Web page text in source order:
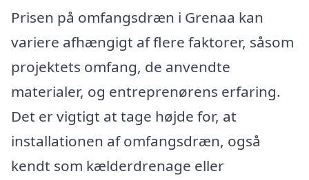
Prisen på omfangsdræn i Grenaa kan
variere afhængigt af flere faktorer, såsom
projektets omfang, de anvendte
materialer, og entreprenørens erfaring.
Det er vigtigt at tage højde for, at
installationen af omfangsdræn, også
kendt som kælderdrenage eller